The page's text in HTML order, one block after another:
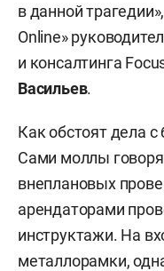
в данной
Online»
и консалтинга
Васильев.
Как обстоят дела
Сами моллы
внеплановых
арендаторами
инструктажи. На
металлорамки,